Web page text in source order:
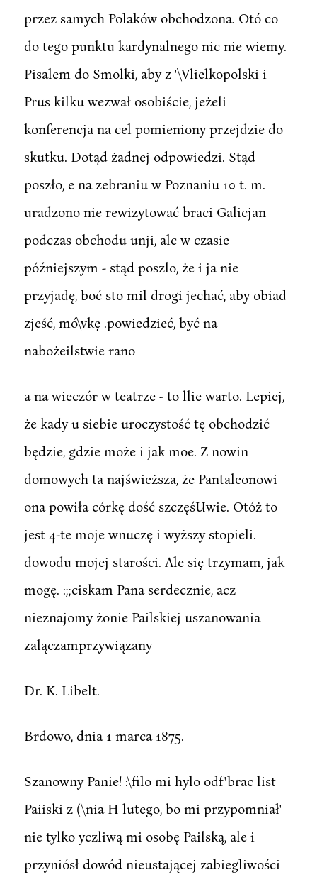
przez samych Polaków obchodzona. Otó co
do tego punktu kardynalnego nic nie wiemy.
Pisalem do Smolki, aby z '\Vlielkopolski i
Prus kilku wezwał osobiście, jeżeli
konferencja na cel pomieniony przejdzie do
skutku. Dotąd żadnej odpowiedzi. Stąd
poszło, e na zebraniu w Poznaniu 10 t. m.
uradzono nie rewizytować braci Galicjan
podczas obchodu unji, alc w czasie
późniejszym - stąd poszlo, że i ja nie
przyjadę, boć sto mil drogi jechać, aby obiad
zjeść, mó\vkę .powiedzieć, być na
nabożeilstwie rano
a na wieczór w teatrze - to llie warto. Lepiej,
że kady u siebie uroczystość tę obchodzić
będzie, gdzie może i jak moe. Z nowin
domowych ta najświeższa, że Pantaleonowi
ona powiła córkę dość szczęśUwie. Otóż to
jest 4-te moje wnuczę i wyższy stopieli.
dowodu mojej starości. Ale się trzymam, jak
mogę. :;;ciskam Pana serdecznie, acz
nieznajomy żonie Pailskiej uszanowania
zalączamprzywiązany
Dr. K. Libelt.
Brdowo, dnia 1 marca 1875.
Szanowny Panie! :\filo mi hylo odf'brac list
Paiiski z (\nia H lutego, bo mi przypomniał'
nie tylko yczliwą mi osobę Pailską, ale i
przyniósł dowód nieustającej zabiegliwości